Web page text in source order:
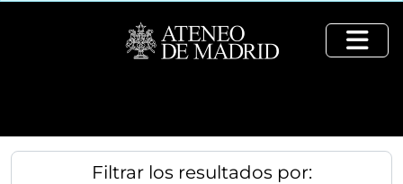
Filtrar los resultados por: